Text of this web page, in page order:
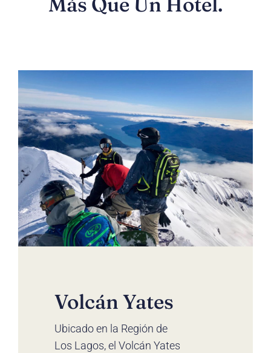
Volcán Yates
Ubicado en la Región de
Los Lagos, el Volcán Yates